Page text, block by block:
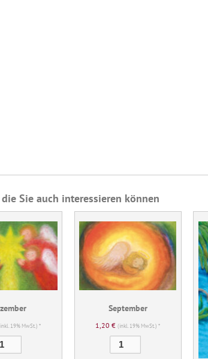
Sie auch interessieren können
19% MwSt.) *
Menge
September
1,20€ (inkl. 19% MwSt.) *
Menge